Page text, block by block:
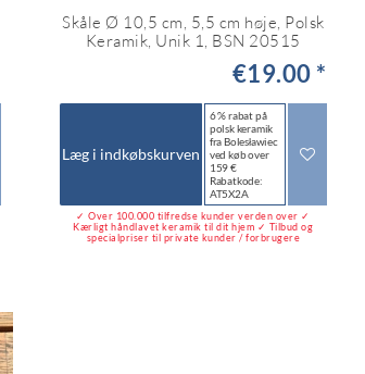
Skåle Ø 10,5 cm, 5,5 cm høje, Polsk
Keramik, Unik 1, BSN 20515
€19.00 *
Læg i indkøbskurven
6 % rabat på
polsk keramik
fra Bolesławiec
ved køb over
159 €
Rabatkode:
AT5X2A
✓ Over 100.000 tilfredse kunder verden over ✓
Kærligt håndlavet keramik til dit hjem ✓ Tilbud og
specialpriser til private kunder / forbrugere